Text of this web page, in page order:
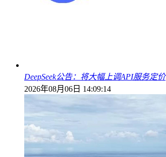
DeepSeek公告：将大幅上调API服务定价
2026年08月06日 14:09:14